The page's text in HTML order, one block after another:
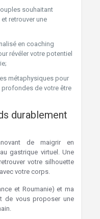
souhaitant
retrouver une
en coaching
révéler votre potentiel
métaphysiques pour
de votre être
durablement
de maigrir en
gastrique virtuel. Une
votre silhouette
votre corps.
et Roumanie) et ma
de vous proposer une